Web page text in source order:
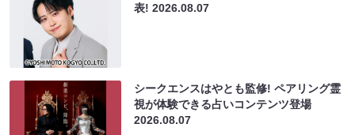
表!2026.08.07
シークエンスはやとも監修! ペアリング霊
視が体験できる占いコンテンツ登場
2026.08.07